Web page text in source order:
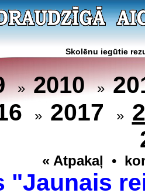
Skolēnu iegūtie
»2010 »
» 2017 »
« Atpakaļ •
"Jaunais